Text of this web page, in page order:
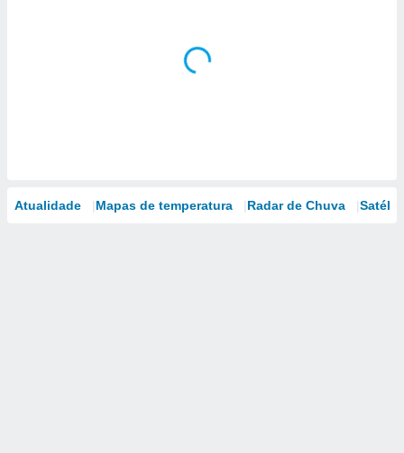
Atualidade Mapas de temperatura Radar de Chuva